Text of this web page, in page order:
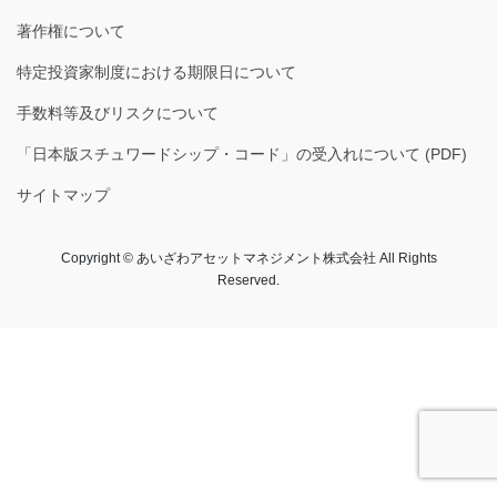
著作権について
特定投資家制度における期限日について
手数料等及びリスクについて
「日本版スチュワードシップ・コード」の受入れについて (PDF)
サイトマップ
Copyright © あいざわアセットマネジメント株式会社​ All Rights
Reserved.